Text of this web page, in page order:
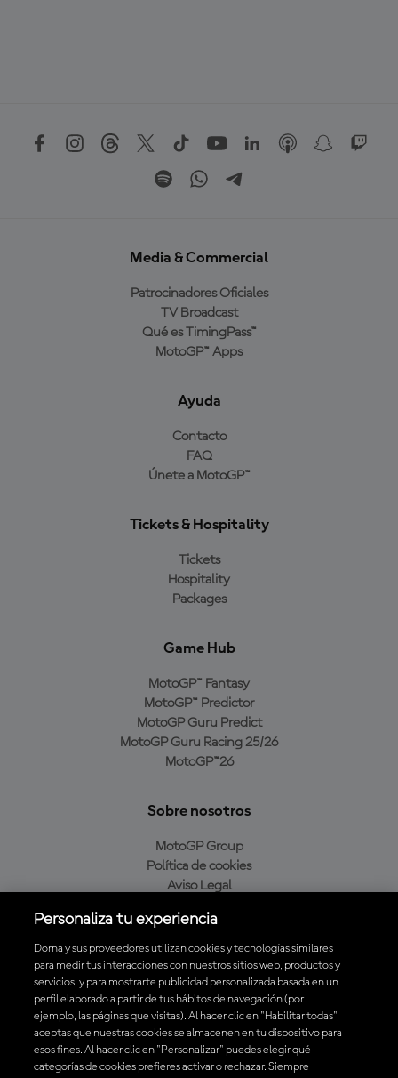
Media & Commercial
Patrocinadores Oficiales
TV Broadcast
Qué es TimingPass™
MotoGP™ Apps
Ayuda
Contacto
FAQ
Únete a MotoGP™
Tickets & Hospitality
Tickets
Hospitality
Packages
Game Hub
MotoGP™ Fantasy
MotoGP™ Predictor
MotoGP Guru Predict
MotoGP Guru Racing 25/26
MotoGP™26
Sobre nosotros
MotoGP Group
Política de cookies
Aviso Legal
Política de compra
Descarga la aplicación oficial de MotoGP™
Personaliza tu experiencia
Dorna y sus proveedores utilizan cookies y tecnologías similares
para medir tus interacciones con nuestros sitios web, productos y
servicios, y para mostrarte publicidad personalizada basada en un
perfil elaborado a partir de tus hábitos de navegación (por
ejemplo, las páginas que visitas). Al hacer clic en "Habilitar todas",
aceptas que nuestras cookies se almacenen en tu dispositivo para
esos fines. Al hacer clic en "Personalizar" puedes elegir qué
categorías de cookies prefieres activar o rechazar. Siempre